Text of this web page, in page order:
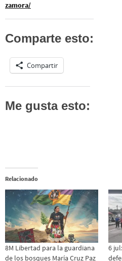
zamora/
Comparte esto:
Compartir
Me gusta esto:
Relacionado
8M Libertad para la guardiana
de los bosques María Cruz Paz
6